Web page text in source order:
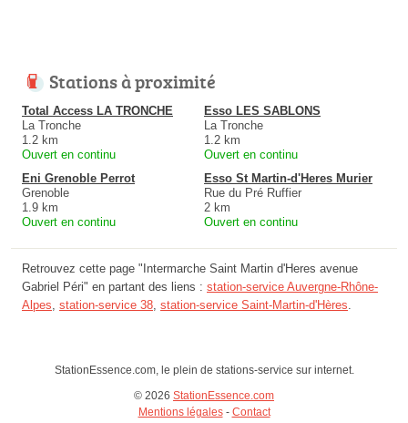
Stations à proximité
Total Access LA TRONCHE
La Tronche
1.2 km
Ouvert en continu
Esso LES SABLONS
La Tronche
1.2 km
Ouvert en continu
Eni Grenoble Perrot
Grenoble
1.9 km
Ouvert en continu
Esso St Martin-d'Heres Murier
Rue du Pré Ruffier
2 km
Ouvert en continu
Retrouvez cette page "Intermarche Saint Martin d'Heres avenue
Gabriel Péri" en partant des liens : station-service Auvergne-Rhône-
Alpes station-service 38 station-service Saint-Martin-d'Hères
StationEssence.com, le plein de stations-service sur internet.
© 2026 StationEssence.com
Mentions légales- Contact